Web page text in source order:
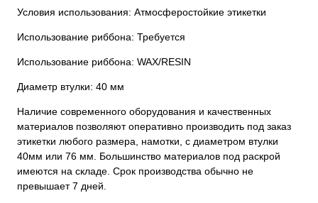
Условия использования: Атмосферостойкие этикетки
Использование риббона: Требуется
Использование риббона: WAX/RESIN
Диаметр втулки: 40 мм
Наличие современного оборудования и качественных
материалов позволяют оперативно производить под заказ
этикетки любого размера, намотки, с диаметром втулки
40мм или 76 мм. Большинство материалов под раскрой
имеются на складе. Срок производства обычно не
превышает 7 дней.